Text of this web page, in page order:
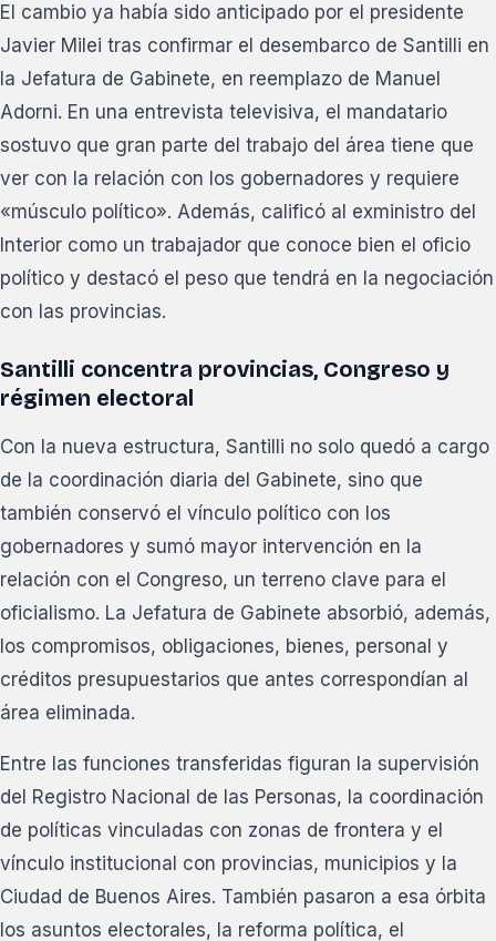
El cambio ya había sido anticipado por el presidente
Javier Milei tras confirmar el desembarco de Santilli en
la Jefatura de Gabinete, en reemplazo de Manuel
Adorni. En una entrevista televisiva, el mandatario
sostuvo que gran parte del trabajo del área tiene que
ver con la relación con los gobernadores y requiere
«músculo político». Además, calificó al exministro del
Interior como un trabajador que conoce bien el oficio
político y destacó el peso que tendrá en la negociación
con las provincias.
Santilli concentra provincias, Congreso y
régimen electoral
Con la nueva estructura, Santilli no solo quedó a cargo
de la coordinación diaria del Gabinete, sino que
también conservó el vínculo político con los
gobernadores y sumó mayor intervención en la
relación con el Congreso, un terreno clave para el
oficialismo. La Jefatura de Gabinete absorbió, además,
los compromisos, obligaciones, bienes, personal y
créditos presupuestarios que antes correspondían al
área eliminada.
Entre las funciones transferidas figuran la supervisión
del Registro Nacional de las Personas, la coordinación
de políticas vinculadas con zonas de frontera y el
vínculo institucional con provincias, municipios y la
Ciudad de Buenos Aires. También pasaron a esa órbita
los asuntos electorales, la reforma política, el